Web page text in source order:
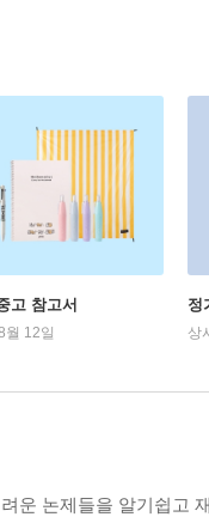
고 참고서
12일
정
상시
운 논제들을 알기쉽고